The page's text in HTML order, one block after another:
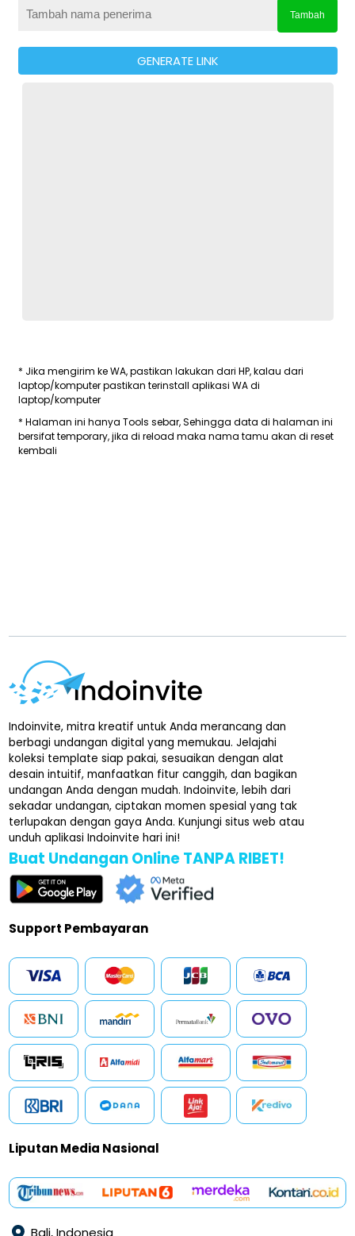
Tambah
GENERATE LINK
* Jika mengirim ke WA, pastikan lakukan dari HP, kalau dari
laptop/komputer pastikan terinstall aplikasi WA di
laptop/komputer
* Halaman ini hanya Tools sebar, Sehingga data di halaman ini
bersifat temporary, jika di reload maka nama tamu akan di reset
kembali
Indoinvite, mitra kreatif untuk Anda merancang dan
berbagi undangan digital yang memukau. Jelajahi
koleksi template siap pakai, sesuaikan dengan alat
desain intuitif, manfaatkan fitur canggih, dan bagikan
undangan Anda dengan mudah. Indoinvite, lebih dari
sekadar undangan, ciptakan momen spesial yang tak
terlupakan dengan gaya Anda. Kunjungi situs web atau
unduh aplikasi Indoinvite hari ini!
Buat Undangan Online TANPA RIBET!
Support Pembayaran
Liputan Media Nasional
Bali, Indonesia